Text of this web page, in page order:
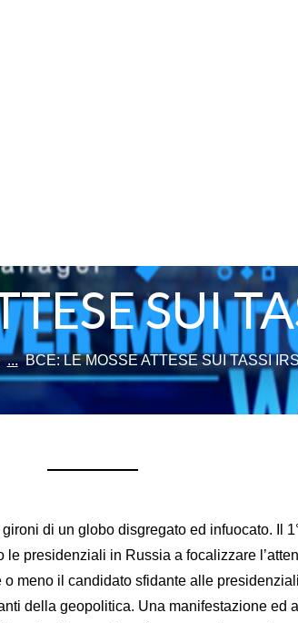
SUI
... BCE: LE MOSSE ATTESE SUI TASSI
di un globo disgregato ed infuocato. Il
presidenziali in Russia a focalizzare
meno il candidato sfidante alle
della geopolitica. Una manifestazione